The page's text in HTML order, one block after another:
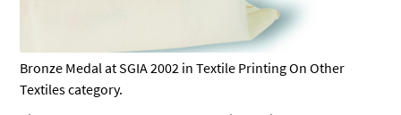
Bronze Medal at SGIA 2002 in Textile Printing On Other
Textiles category.